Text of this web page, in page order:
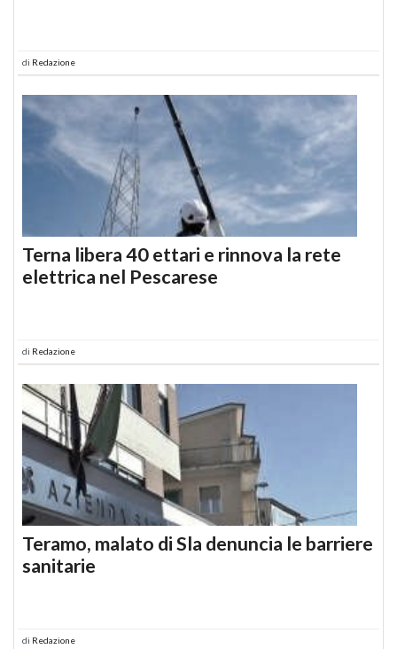
di Redazione
Terna libera 40 ettari e rinnova la rete
elettrica nel Pescarese
di Redazione
Teramo, malato di Sla denuncia le barriere
sanitarie
di Redazione